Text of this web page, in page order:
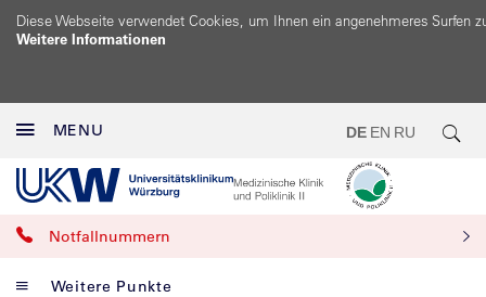
Diese Webseite verwendet Cookies, um Ihnen ein angenehmeres Surfen
Weitere Informationen
MENU DE EN RU
Notfallnummern
Weitere Punkte